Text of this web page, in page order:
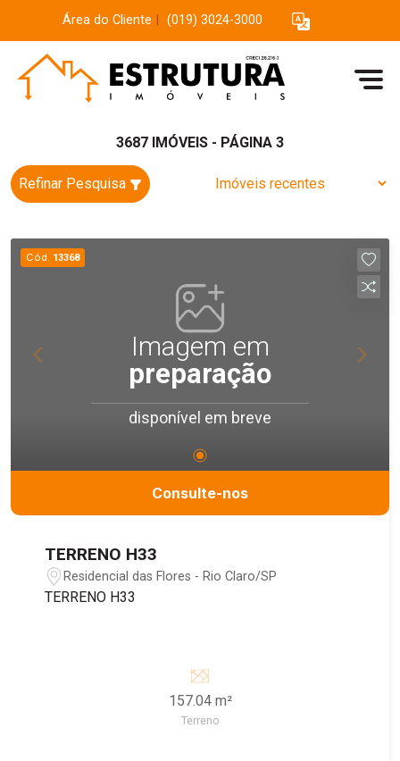
Área do Cliente (019) 3024-3000
3687 IMÓVEIS - PÁGINA 3
Refinar Pesquisa
Cód. 13368
Imagem em
preparação
disponível em breve
Consulte-nos
TERRENO H33
Residencial das Flores - Rio Claro/SP
TERRENO H33
157.04 m²
Terreno